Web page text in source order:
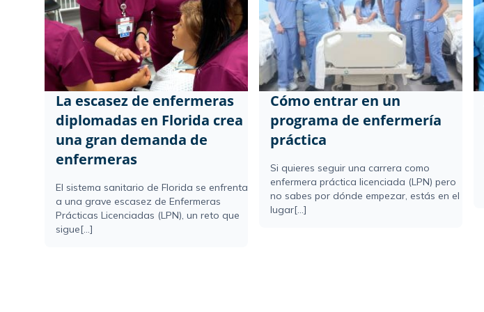
La escasez de enfermeras
diplomadas en Florida crea
una gran demanda de
enfermeras
El sistema sanitario de Florida se enfrenta
a una grave escasez de Enfermeras
Prácticas Licenciadas (LPN), un reto que
sigue[...]
Cómo entrar en un
programa de enfermería
práctica
Si quieres seguir una carrera como
enfermera práctica licenciada (LPN) pero
no sabes por dónde empezar, estás en el
lugar[...]